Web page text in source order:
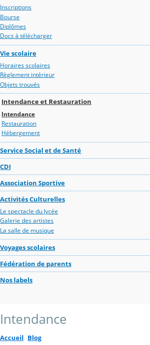
Inscriptions
Bourse
Diplômes
Docs à télécharger
Vie scolaire
Horaires scolaires
Règlement intérieur
Objets trouvés
Intendance et Restauration
Intendance
Restauration
Hébergement
Service Social et de Santé
CDI
Association Sportive
Activités Culturelles
Le spectacle du lycée
Galerie des artistes
La salle de musique
Voyages scolaires
Fédération de parents
Nos labels
Intendance
Accueil Blog